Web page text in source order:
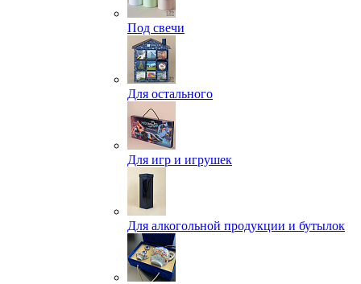
Под свечи
Для остального
Для игр и игрушек
Для алкогольной продукции и бутылок